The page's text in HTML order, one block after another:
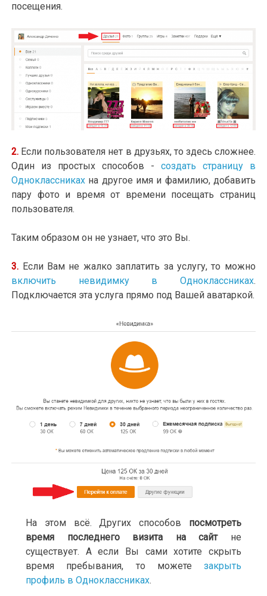
посещения.
2. Если пользователя нет в друзьях, то здесь сложнее.
Один из простых способов - создать страницу в
Одноклассниках на другое имя и фамилию, добавить
пару фото и время от времени посещать страниц
пользователя.
Таким образом он не узнает, что это Вы.
3. Если Вам не жалко заплатить за услугу, то можно
включить невидимку в Одноклассниках.
Подключается эта услуга прямо под Вашей аватаркой.
На этом всё. Других способов посмотреть
время последнего визита на сайтне
существует. А если Вы сами хотите скрыть
время пребывания, то можете закрыть
профиль в Одноклассниках.